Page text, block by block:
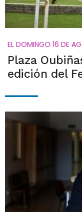
EL DOMINGO 16 DE
Plaza
edición del